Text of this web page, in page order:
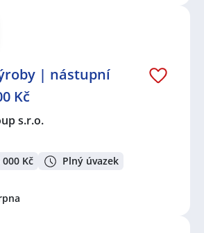
| nástupní
Kč
s.r.o.
Kč Plný úvazek